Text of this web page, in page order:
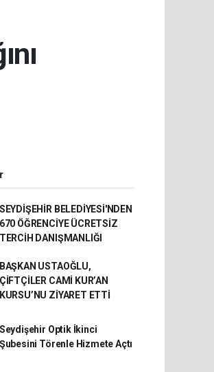
SEYDİŞEHİR BELEDİYESİ'NDEN
670 ÖĞRENCİYE ÜCRETSİZ
TERCİH DANIŞMANLIĞI
BAŞKAN USTAOĞLU,
ÇİFTÇİLER CAMİ KUR’AN
KURSU’NU ZİYARET ETTİ
Seydişehir Optik İkinci
Şubesini Törenle Hizmete Açtı